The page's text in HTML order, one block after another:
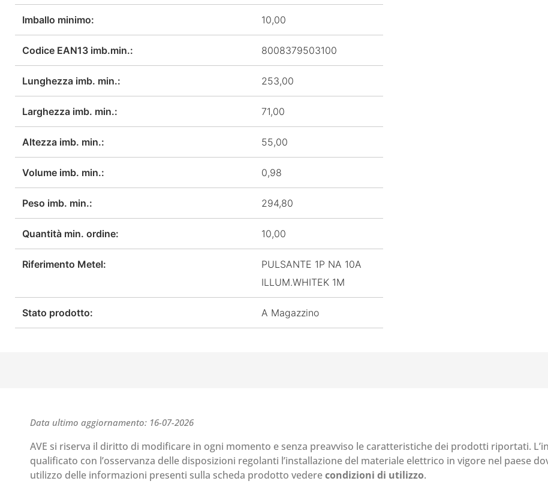
Imballo minimo: 10,00
Codice EAN13 imb.min.: 8008379503100
Lunghezza imb. min.: 253,00
Larghezza imb. min.: 71,00
Altezza imb. min.: 55,00
Volume imb. min.: 0,98
Peso imb. min.: 294,80
Quantità min. ordine: 10,00
Riferimento Metel:
PULSANTE 1P NA 10A
ILLUM.WHITEK 1M
Stato prodotto: A Magazzino
Data ultimo aggiornamento: 16-07-2026
AVE si riserva il diritto di modificare in ogni momento e senza preavviso le caratteristiche dei prodotti riportati.
qualificato con l’osservanza delle disposizioni regolanti l’installazione del materiale elettrico in vigore nel paese
utilizzo delle informazioni presenti sulla scheda prodotto vederecondizioni di utilizzo.